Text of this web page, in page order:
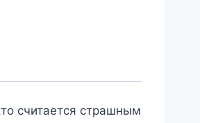
считается страшным